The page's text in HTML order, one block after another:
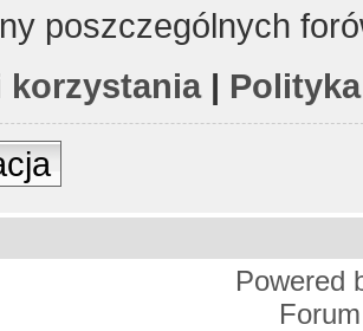
poszczególnych
korzystania|
Powered